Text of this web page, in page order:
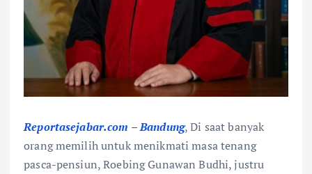
Reportasejabar.com – Bandung, Di saat banyak
orang memilih untuk menikmati masa tenang
pasca-pensiun, Roebing Gunawan Budhi, justru